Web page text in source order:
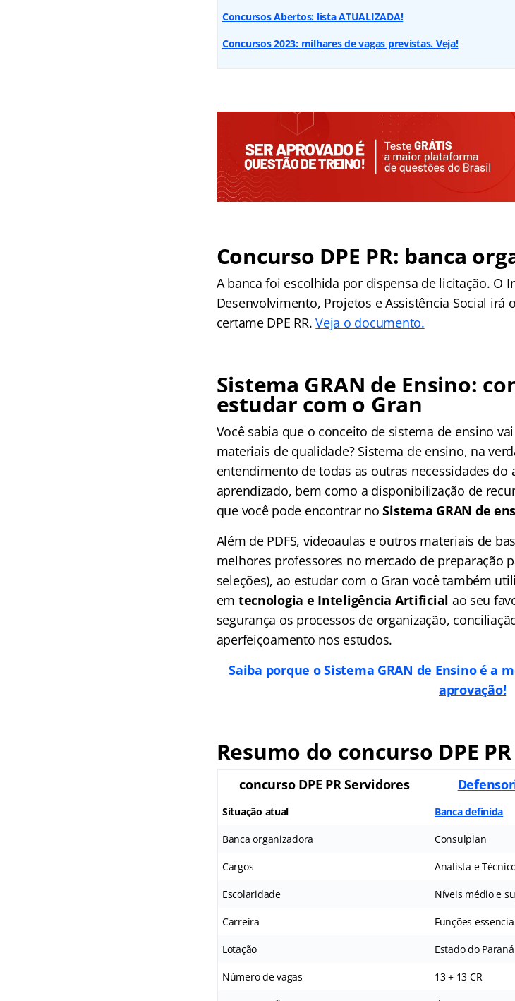
Concursos Abertos: lista ATUALIZADA!
Concursos 2023: milhares de vagas previstas. Veja!
Concurso DPE PR: banca
A banca foi escolhida por dispensa de licitação. O
Desenvolvimento, Projetos e Assistência Social irá
certame DPE RR.Veja o documento.
Sistema GRAN de Ensino:
estudar com o Gran
Você sabia que o conceito de sistema de ensino
materiais de qualidade? Sistema de ensino, na
entendimento de todas as outras necessidades
aprendizado, bem como a disponibilização de
que você pode encontrar noSistema GRAN de
Além de PDFS, videoaulas e outros materiais de
melhores professores no mercado de preparação
seleções), ao estudar com o Gran você também
em tecnologia e Inteligência Artificial ao seu
segurança os processos de organização,
aperfeiçoamento nos estudos.
Saiba porque o Sistema GRAN de Ensino é a
aprovação!
Resumo do concurso DPE PR
concurso DPE PR Servidores
Situação atual Banca definida
Banca organizadora Consulplan
Cargos Analista e
Escolaridade Níveis médio e
Carreira Funções
Lotação Estado do Paraná
Número de vagas 13 + 13 CR